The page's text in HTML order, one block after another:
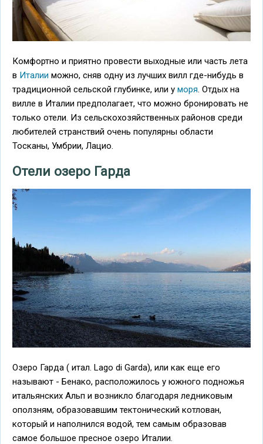
Комфортно и приятно провести выходные или часть лета
в Италии можно, сняв одну из лучших вилл где-нибудь в
традиционной сельской глубинке, или у моря. Отдых на
вилле в Италии предполагает, что можно бронировать не
только отели. Из сельскохозяйственных районов среди
любителей странствий очень популярны области
Тосканы, Умбрии, Лацио.
Отели озеро Гарда
Озеро Гарда ( итал. Lago di Garda), или как еще его
называют - Бенако, расположилось у южного подножья
итальянских Альп и возникло благодаря ледниковым
оползням, образовавшим тектонический котлован,
который и наполнился водой, тем самым образовав
самое большое пресное озеро Италии.